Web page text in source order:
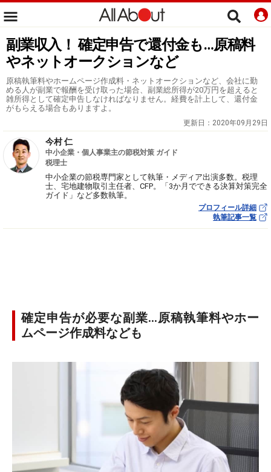
副業収入！ 確定申告で還付金も…原稿料
やネットオークションなど
原稿執筆料やホームページ作成料・ネットオークションなど、会社に勤
める人が副業で報酬を受け取った場合、副業総所得が20万円を超えると
雑所得として確定申告しなければなりません。経費を計上して、還付金
がもらえる場合もありますよ。
更新日： 2020年09月29日
今村 仁
中小企業・個人事業主の節税対策 ガイド
税理士
中小企業の節税専門家として執筆・メディア出演多数。税理
士、宅地建物取引主任者、CFP。「3か月でできる決算対策完全
ガイド」など多数執筆。
プロフィール詳細
執筆記事一覧
確定申告が必要な副業…原稿執筆料やホー
ムページ作成料なども